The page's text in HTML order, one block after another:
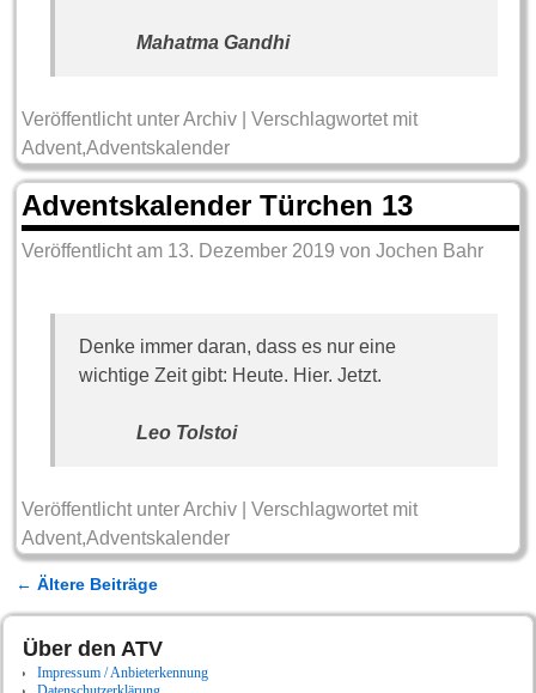
Mahatma Gandhi
Veröffentlicht unter Archiv |Verschlagwortet mit
Advent,Adventskalender
Adventskalender Türchen 13
Veröffentlicht am 13. Dezember 2019 vonJochen Bahr
Denke immer daran, dass es nur eine
wichtige Zeit gibt: Heute. Hier. Jetzt.
Leo Tolstoi
Veröffentlicht unter Archiv |Verschlagwortet mit
Advent,Adventskalender
Artikelnavigation
← Ältere Beiträge
Über den ATV
Impressum / Anbieterkennung